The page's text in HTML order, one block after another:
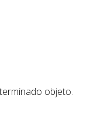
objeto.